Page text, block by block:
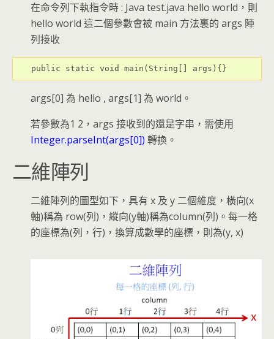
在命令列下執指令時 : Java test.java hello world，則
hello world 這二個參數會被 main 方法裏的 args 陣
列接收
public static void main(String[] args){}
args[0] 為 hello , args[1] 為 world。
若參數為1 2，args 接收到的還是字串，需使用
Integer.parseInt(args[0]) 轉換。
二維陣列
二維陣列的圖型如下，具有 x 及 y 二個維度，橫向(x
軸)稱為 row(列)，縱向(y軸)稱為column(列)。每一格
的座標為(列，行)，換算成數學的座標，則為(y, x)